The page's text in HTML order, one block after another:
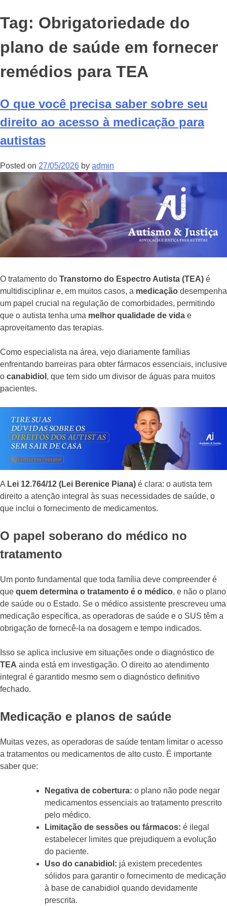
Tag: Obrigatoriedade do
plano de saúde em fornecer
remédios para TEA
O que você precisa saber sobre seu
direito ao acesso à medicação para
autistas
Posted on 27/05/2026 by admin
O tratamento do Transtorno do Espectro Autista (TEA) é
multidisciplinar e, em muitos casos, a medicação desempenha
um papel crucial na regulação de comorbidades, permitindo
que o autista tenha uma melhor qualidade de vida e
aproveitamento das terapias.
Como especialista na área, vejo diariamente famílias
enfrentando barreiras para obter fármacos essenciais, inclusive
o canabidiol , que tem sido um divisor de águas para muitos
pacientes.
A Lei 12.764/12 (Lei Berenice Piana) é clara: o autista tem
direito a atenção integral às suas necessidades de saúde, o
que inclui o fornecimento de medicamentos.
O papel soberano do médico no
tratamento
Um ponto fundamental que toda família deve compreender é
que quem determina o tratamento é o médico, e não o plano
de saúde ou o Estado. Se o médico assistente prescreveu uma
medicação específica, as operadoras de saúde e o SUS têm a
obrigação de fornecê-la na dosagem e tempo indicados.
Isso se aplica inclusive em situações onde o diagnóstico de
TEA ainda está em investigação. O direito ao atendimento
integral é garantido mesmo sem o diagnóstico definitivo
fechado.
Medicação e planos de saúde
Muitas vezes, as operadoras de saúde tentam limitar o acesso
a tratamentos ou medicamentos de alto custo. É importante
saber que:
Negativa de cobertura: o plano não pode negar
medicamentos essenciais ao tratamento prescrito
pelo médico.
Limitação de sessões ou fármacos: é ilegal
estabelecer limites que prejudiquem a evolução
do paciente.
Uso do canabidiol: já existem precedentes
sólidos para garantir o fornecimento de medicação
à base de canabidiol quando devidamente
prescrita.